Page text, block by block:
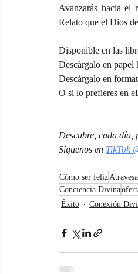
Avanzarás hacia el
Relato que el Dios
Disponible en las
Descárgalo en papel
Descárgalo en
O si lo prefieres en
Descubre, cada día,
Síguenos en TikTok
Cómo ser feliz
Conciencia Divina
Éxito
Conexión